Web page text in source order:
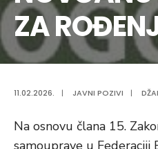
ZA
11.02.2026. | JAVNI POZIVI |
Na osnovu člana 15.
samouprave u Federaciji